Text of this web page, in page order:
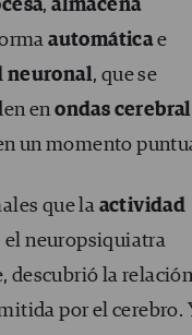
,almacena
automáticae
neuronal, que se
enondas
un momento
que la actividad
el neuropsiquiatra
descubrió la
por el cerebro.